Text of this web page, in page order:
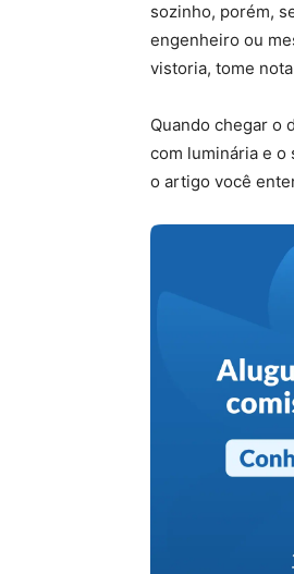
sozinho, porém,
engenheiro ou
vistoria, tome
Quando chegar o
com luminária e o
o artigo você